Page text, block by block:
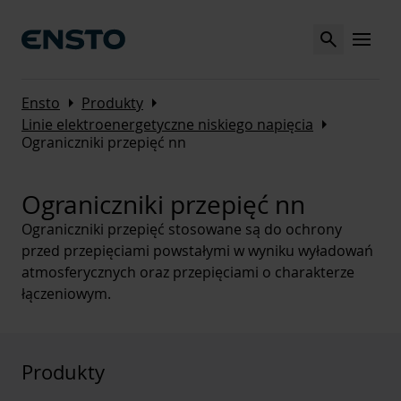
Search MENU
Ensto Arrow_right Produkty Arrow_right
Linie elektroenergetyczne niskiego napięcia Arrow_right
Ograniczniki przepięć nn
Ograniczniki przepięć nn
Ograniczniki przepięć stosowane są do ochrony
przed przepięciami powstałymi w wyniku wyładowań
atmosferycznych oraz przepięciami o charakterze
łączeniowym.
Produkty